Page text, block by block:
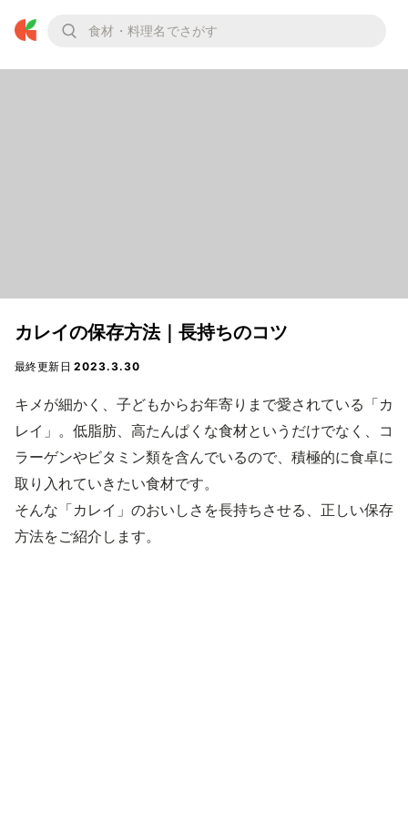
カレイの保存方法｜長持ちのコツ
最終更新日2023.3.30
キメが細かく、子どもからお年寄りまで愛されている「カ
レイ」。低脂肪、高たんぱくな食材というだけでなく、コ
ラーゲンやビタミン類を含んでいるので、積極的に食卓に
取り入れていきたい食材です。
そんな「カレイ」のおいしさを長持ちさせる、正しい保存
方法をご紹介します。